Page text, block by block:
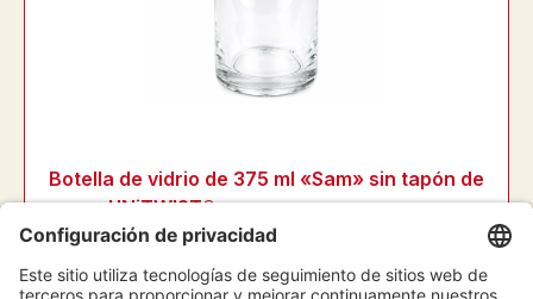
Botella de vidrio de 375 ml «Sam» sin tapón de
rosca UNiTWIST®
Nº de artículo1013237